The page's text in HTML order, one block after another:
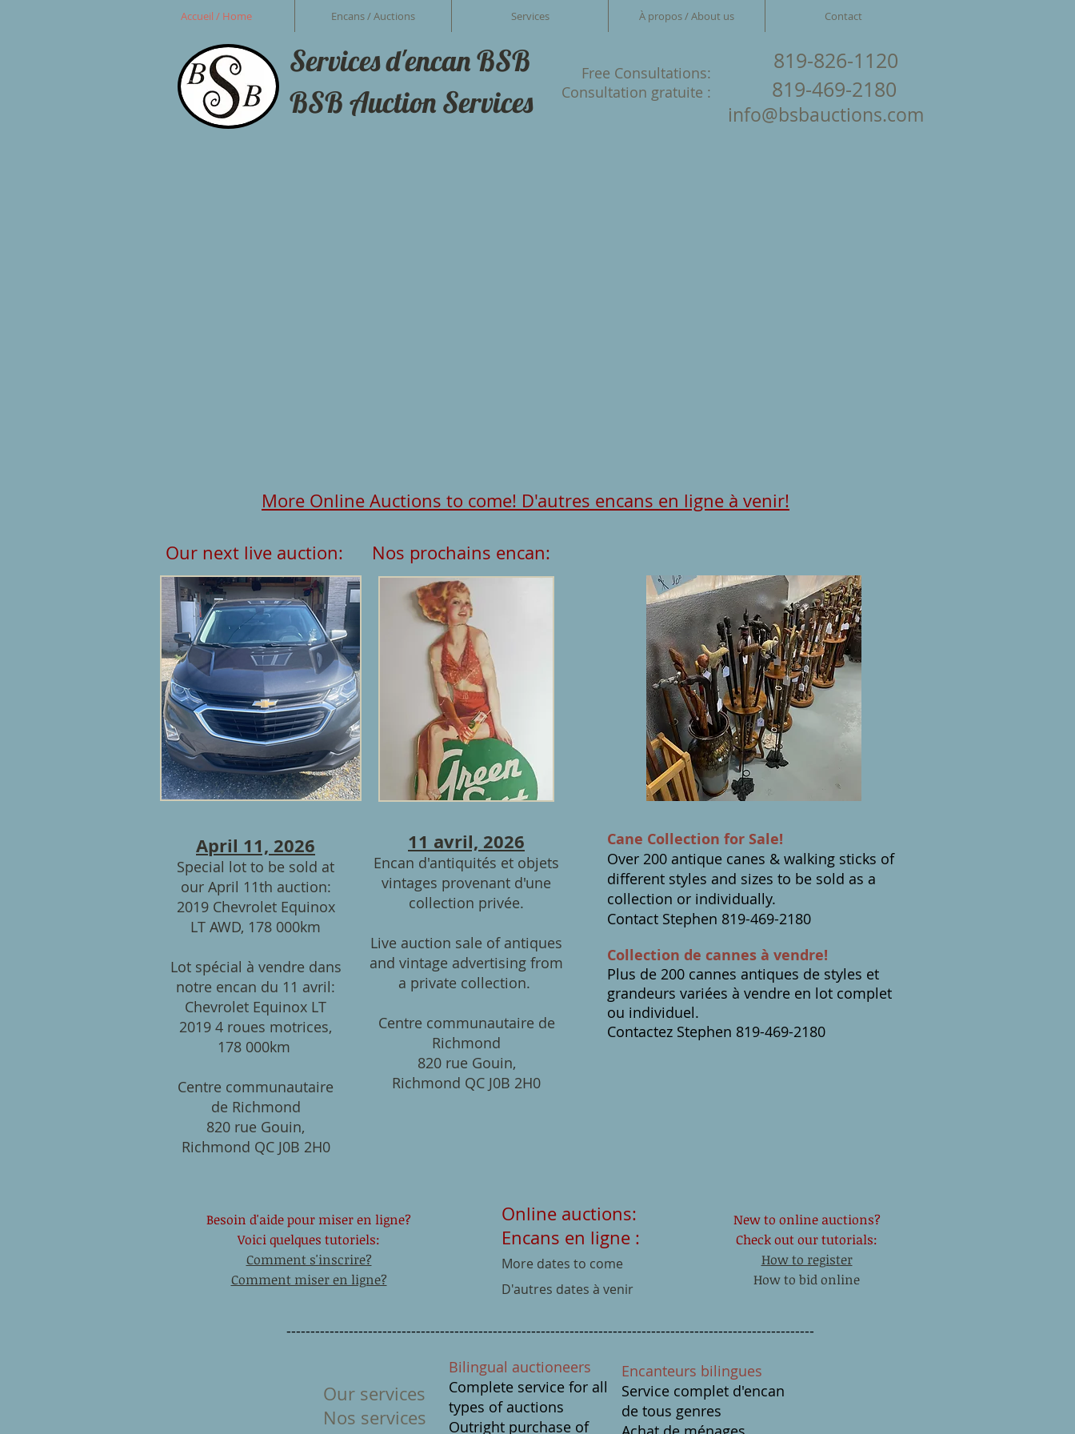
Accueil / Home Encans / Auctions Services À propos / About us Contact
Free Consultations:
Consultation gratuite :
819-826-1120
819-469-2180
info@bsbauctions.com
More Online Auctions to come! D'autres encans en ligne à venir!
Our next live auction: Nos prochains encan:
April 11, 2026
Special lot to be sold at
our April 11th auction:
2019 Chevrolet Equinox
LT AWD, 178 000km
Lot spécial à vendre dans
notre encan du 11 avril:
Chevrolet Equinox LT
2019 4 roues motrices,
178 000km
Centre communautaire
de Richmond
820 rue Gouin,
Richmond QC J0B 2H0
11 avril, 2026
Encan d'antiquités et objets
vintages provenant d'une
collection privée.
Live auction sale of antiques
and vintage advertising from
a private collection.
Centre communautaire de
Richmond
820 rue Gouin,
Richmond QC J0B 2H0
Cane Collection for Sale!
Over 200 antique canes & walking sticks of
different styles and sizes to be sold as a
collection or individually.
Contact Stephen 819-469-2180
Collection de cannes à vendre!
Plus de 200 cannes antiques de styles et
grandeurs variées à vendre en lot complet
ou individuel.
Contactez Stephen 819-469-2180
Online auctions:
Encans en ligne :
More dates to come
D'autres dates à venir
Besoin d'aide pour miser en ligne?
Voici quelques tutoriels:
Comment s'inscrire?
Comment miser en ligne?
New to online auctions?
Check out our tutorials:
How to register
How to bid online
--------------------------------------------------------------------------------------------------------------
Our services
Nos services
Bilingual auctioneers
Complete service for all
types of auctions
Outright purchase of
Encanteurs bilingues
Service complet d'encan
de tous genres
Services d'encan BSB
BSB Auction Services